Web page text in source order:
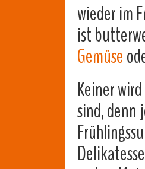
wieder im
ist
Gemüse
Keiner
sind, denn